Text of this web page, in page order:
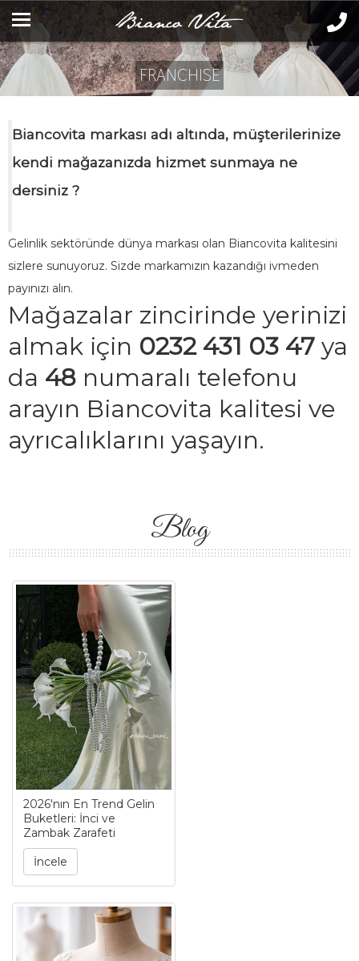
FRANCHISE
Biancovita markası adı altında, müşterilerinize
kendi mağazanızda hizmet sunmaya ne
dersiniz ?
Gelinlik sektöründe dünya markası olan Biancovita kalitesini
sizlere sunuyoruz. Sizde markamızın kazandığı ivmeden
payınızı alın.
Mağazalar zincirinde yerinizi
almak için 0232 431 03 47 ya
da 48 numaralı telefonu
arayın Biancovita kalitesi ve
ayrıcalıklarını yaşayın.
Blog
2026'nın En Trend Gelin
Buketleri: İnci ve
Zambak Zarafeti
İncele